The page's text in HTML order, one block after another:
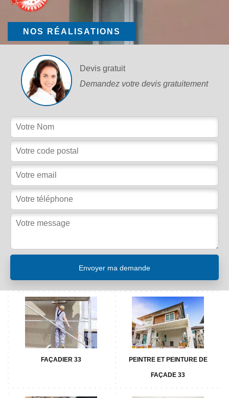
NOS RÉALISATIONS
Devis gratuit
Demandez votre devis gratuitement
FAÇADIER 33 PEINTRE ET PEINTURE DE
FAÇADE 33